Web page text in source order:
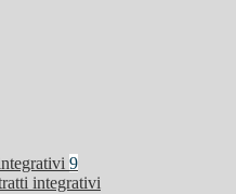
9
integrativi